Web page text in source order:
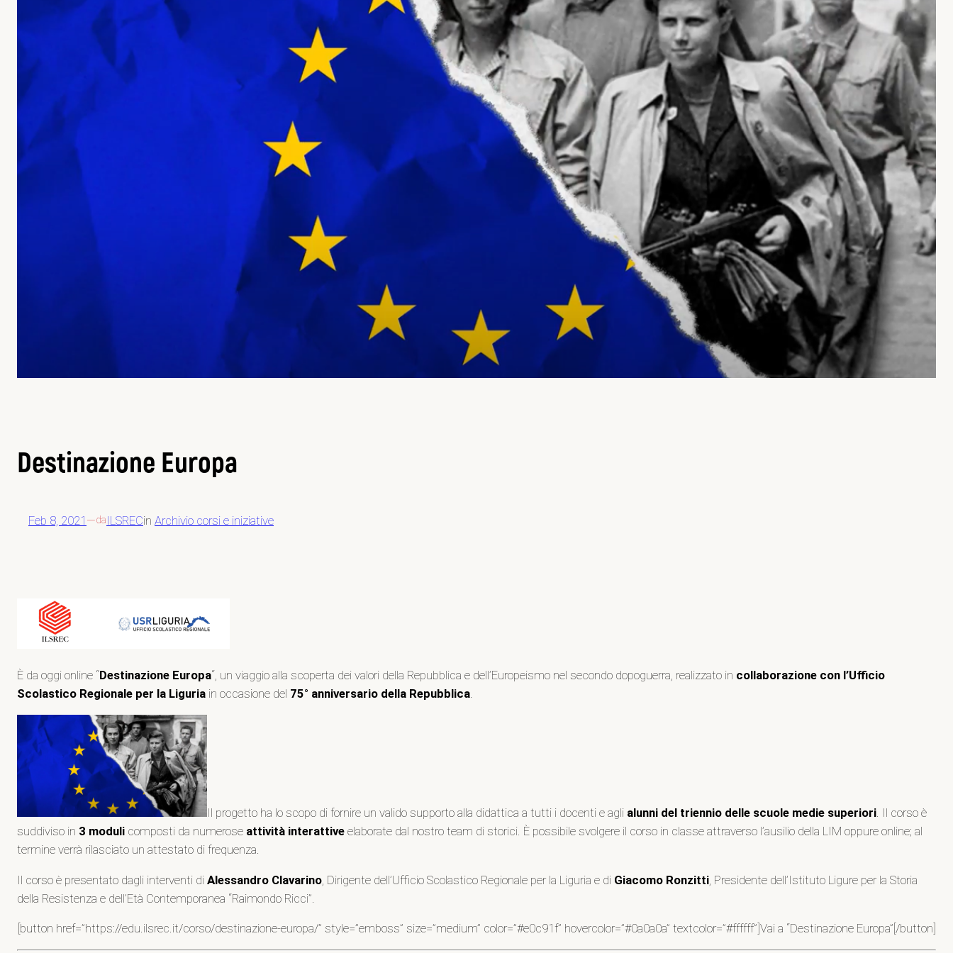
Destinazione Europa
Feb 8, 2021 —daILSRECin Archivio corsi e iniziative
È da oggi online “Destinazione Europa“, un viaggio alla scoperta dei valori della Repubblica e dell’Europeismo nel secondo dopoguerra, realizzato in collaborazione con l’Ufficio
Scolastico Regionale per la Liguria in occasione del 75° anniversario della Repubblica
Il progetto ha lo scopo di fornire un valido supporto alla didattica a tutti i docenti e agli alunni del triennio delle scuole medie superiori . Il corso è
suddiviso in 3 moduli composti da numerose attività interattive elaborate dal nostro team di storici. È possibile svolgere il corso in classe attraverso l’ausilio della LIM oppure online; al
termine verrà rilasciato un attestato di frequenza.
Il corso è presentato dagli interventi di Alessandro Clavarino , Dirigente dell’Ufficio Scolastico Regionale per la Liguria e di Giacomo Ronzitti , Presidente dell’Istituto Ligure per la Storia
della Resistenza e dell’Età Contemporanea “Raimondo Ricci”.
[button href=”https://edu.ilsrec.it/corso/destinazione-europa/” style=”emboss” size=”medium” color=”#e0c91f” hovercolor=”#0a0a0a” textcolor=”#ffffff”]Vai a “Destinazione Europa”[/button]